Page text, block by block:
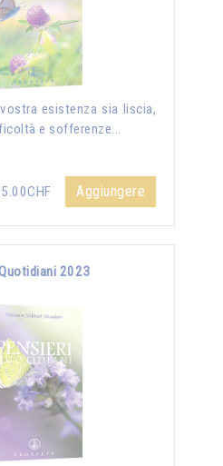
esistenza sia liscia,
e sofferenze...
5.00CHF Aggiungere
2023